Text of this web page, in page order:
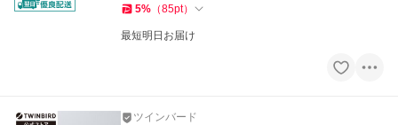
5% （85pt）
最短明日お届け
ツインバード